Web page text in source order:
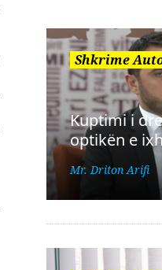
Shkrime
Kuptimi i
optikën e
Mr. Driton Arifi